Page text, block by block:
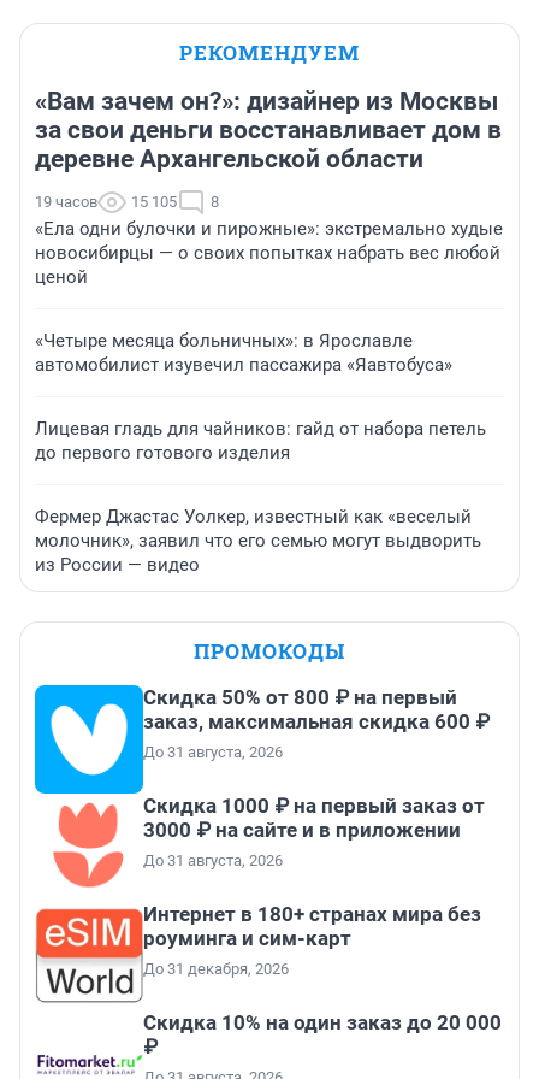
РЕКОМЕНДУЕМ
«Вам зачем он?»: дизайнер из Москвы
за свои деньги восстанавливает дом в
деревне Архангельской области
19 часов 15 105 8
«Ела одни булочки и пирожные»: экстремально худые
новосибирцы — о своих попытках набрать вес любой
ценой
«Четыре месяца больничных»: в Ярославле
автомобилист изувечил пассажира «Яавтобуса»
Лицевая гладь для чайников: гайд от набора петель
до первого готового изделия
Фермер Джастас Уолкер, известный как «веселый
молочник», заявил что его семью могут выдворить
из России — видео
ПРОМОКОДЫ
Скидка 50% от 800 ₽ на первый
заказ, максимальная скидка 600 ₽
До 31 августа, 2026
Скидка 1000 ₽ на первый заказ от
3000 ₽ на сайте и в приложении
До 31 августа, 2026
Интернет в 180+ странах мира без
роуминга и сим-карт
До 31 декабря, 2026
Скидка 10% на один заказ до 20 000
₽